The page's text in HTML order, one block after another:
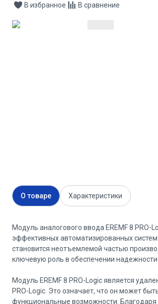
В избранное В сравнение
О товаре Характеристики
Модуль аналогового ввода EREMF 8 PRO-
эффективных автоматизированных
становится неотъемлемой частью
ключевую роль в обеспечении надежности
Модуль EREMF 8 PRO-Logic является
PRO-Logic. Это означает, что он может
функциональные возможности. Благодаря